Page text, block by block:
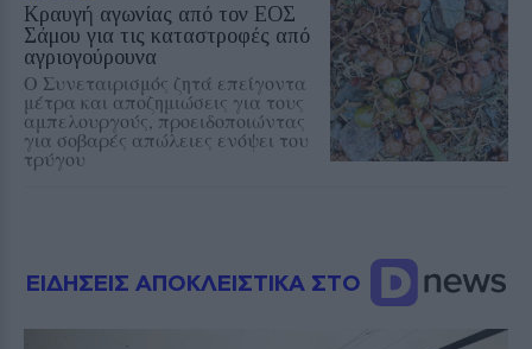
Κραυγή αγωνίας από τον ΕΟΣ
Σάμου για τις καταστροφές από
αγριογούρουνα
Ο Συνεταιρισμός ζητά επείγοντα
μέτρα και αποζημιώσεις για τους
αμπελουργούς, προειδοποιώντας
για σοβαρές απώλειες ενόψει του
τρύγου
ΕΙΔΗΣΕΙΣ ΑΠΟΚΛΕΙΣΤΙΚΑ ΣΤΟ